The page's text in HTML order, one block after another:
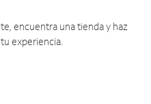
encuentra una tienda y haz
experiencia.